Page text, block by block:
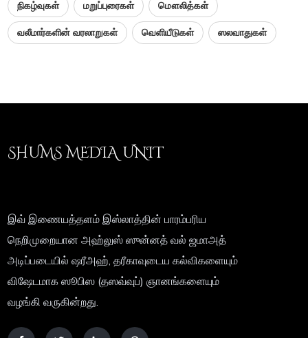
நிகழ்வுகள் மறுப்புரைகள் மௌலித்கள்
வலீமார்களின் வரலாறுகள் வெளியீடுகள் ஸலவாதுகள்
SHUMS MEDIA UNIT
இவ் இணையத்தளம் இஸ்லாத்தின் பாரம்பரிய
நெறிமுறையான அஹ்லுஸ் ஸுன்னத் வல் ஜமாஅத்
அடிப்படையில் ஷரீஅஹ், தரீகாவுடைய கல்விகளையும்
விஷேடமாக ஸூபிஸ (தஸவ்வுப்) ஞானங்களையும்
வழங்கி வருகின்றது.